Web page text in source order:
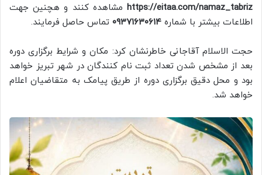
https://eitaa.com/namaz_tabriz مشاهده کنند و هچنین جهت
اطلاعات بیشتر با شماره ۰۹۳۷۱۶۳۰۶۱۴ تماس حاصل فرمایند.
حجت الاسلام آقاجانی خاطرنشان کرد: مکان و شرایط برگزاری دوره
بعد از مشخص شدن تعداد ثبت نام کنندگان در شهر تبریز خواهد
بود و محل دقیق برگزاری دوره از طریق پیامک به متقاضیان اعلام
خواهد شد.